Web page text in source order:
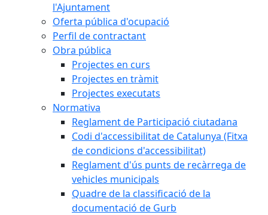
l'Ajuntament
Oferta pública d'ocupació
Perfil de contractant
Obra pública
Projectes en curs
Projectes en tràmit
Projectes executats
Normativa
Reglament de Participació ciutadana
Codi d'accessibilitat de Catalunya (Fitxa
de condicions d'accessibilitat)
Reglament d'ús punts de recàrrega de
vehicles municipals
Quadre de la classificació de la
documentació de Gurb